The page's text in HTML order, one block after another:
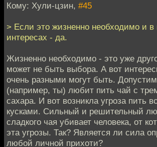
Кому: Хули-цзин, #45
> Если это жизненно необходимо и в
интересах - да.
Жизненно необходимо - это уже
может не быть выбора. А вот
очень разными могут быть.
(например, ты) любит пить чай с
сахара. И вот возникла угроза пить
кусками. Сильный и решительный
сладкого чая убивает человека, от
эта угрозы. Так? Является ли сила
любой личной прихоти?